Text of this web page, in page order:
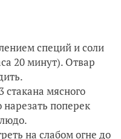
специй и соли
20 минут). Отвар
стакана мясного
поперек
на слабом огне до